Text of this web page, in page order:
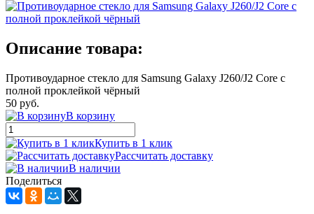
Описание товара:
Противоударное стекло для Samsung Galaxy J260/J2 Core с
полной проклейкой чёрный
50 руб.
В корзину
Купить в 1 клик
Рассчитать доставку
В наличии
Поделиться